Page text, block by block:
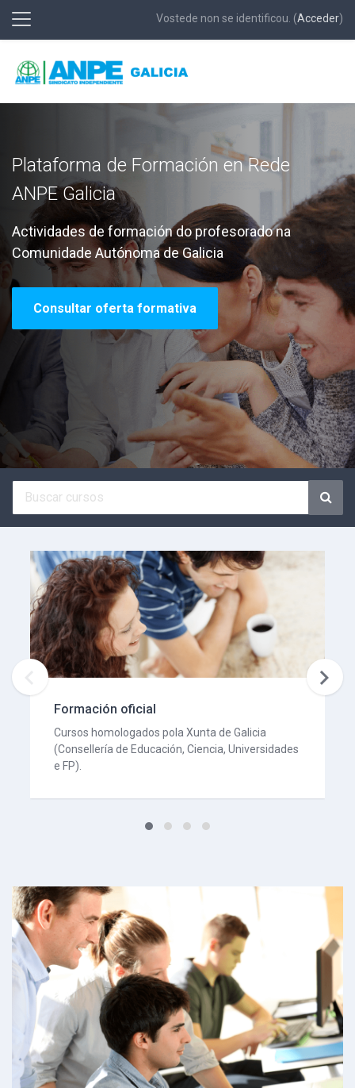
Panel lateral Vostede non se identificou. (Acceder)
Plataforma de Formación en Rede
ANPE Galicia
Actividades de formación do profesorado na
Comunidade Autónoma de Galicia
Consultar oferta formativa
Formación oficial
Cursos homologados pola Xunta de Galicia
(Consellería de Educación, Ciencia, Universidades
e FP).
